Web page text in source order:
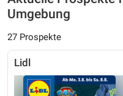
Umgebung
27 Prospekte
Lidl